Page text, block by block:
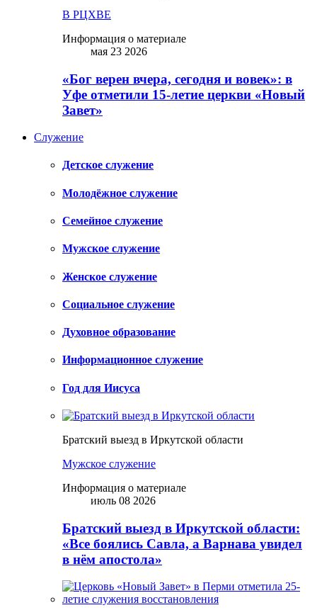
В РЦХВЕ
Информация о материале
мая 23 2026
«Бог верен вчера, сегодня и вовек»: в
Уфе отметили 15-летие церкви «Новый
Завет»
Служение
Детское служение
Молодёжное служение
Семейное служение
Мужское служение
Женское служение
Социальное служение
Духовное образование
Информационное служение
Год для Иисуса
Братский выезд в Иркутской области
Мужское служение
Информация о материале
июль 08 2026
Братский выезд в Иркутской области:
«Все боялись Савла, а Варнава увидел
в нём апостола»